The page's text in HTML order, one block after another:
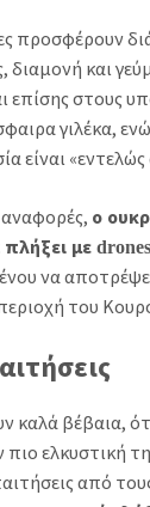
προσφέρουν
διαμονή και
επίσης στους
γιλέκα, ενώ
είναι
ο
πλήξει με
να
του
καλά βέβαια,
ελκυστική
από